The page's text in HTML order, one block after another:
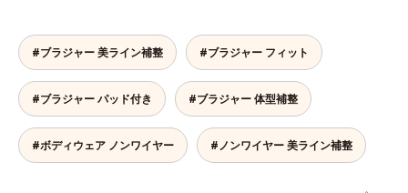
バストをしっかりホールド。脇がす
っきりしたメリハリのある上向きバ
ストをつくるから、上半身を一回り
ほっそり見せてくれます。※価格は
サイズによって異なります。
#ブラジャー 美ライン補整 #ブラジャー フィット
#ブラジャー パッド付き #ブラジャー 体型補整
#ボディウェア ノンワイヤー #ノンワイヤー 美ライン補整